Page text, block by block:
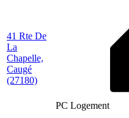
41 Rte De
La
Chapelle,
Caugé
(27180)
PC Logement